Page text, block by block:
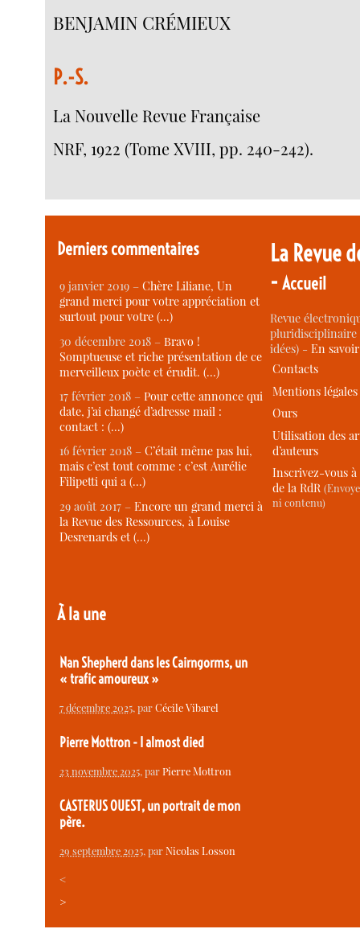
BENJAMIN CRÉMIEUX
P.-S.
La Nouvelle Revue Française
NRF, 1922 (Tome XVIII, pp. 240-242).
Derniers commentaires
9 janvier 2019 –Chère Liliane, Un
grand merci pour votre appréciation et
surtout pour votre (…)
30 décembre 2018 –Bravo !
Somptueuse et riche présentation de ce
merveilleux poète et érudit. (…)
17 février 2018 –Pour cette annonce qui
date, j’ai changé d’adresse mail :
contact : (…)
16 février 2018 –C’était même pas lui,
mais c’est tout comme : c’est Aurélie
Filipetti qui a (…)
29 août 2017 –Encore un grand merci à
la Revue des Ressources, à Louise
Desrenards et (…)
À la une
Nan Shepherd dans les Cairngorms, un
« trafic amoureux »
7 décembre 2025, parCécile Vibarel
Pierre Mottron - I almost died
23 novembre 2025, parPierre Mottron
CASTERUS OUEST, un portrait de mon
père.
29 septembre 2025, parNicolas Losson
<
>
La Revue
-Accueil
Revue
idées) -En
Contacts
Mentions légales
Ours
Utilisation des
d’auteurs
Inscrivez-vous
de la RdR
ni contenu)